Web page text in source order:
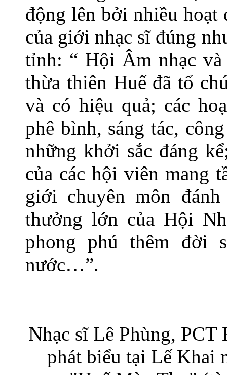
động lên bởi nhiều hoạt
của giới nhạc sĩ đúng
tỉnh: “ Hội Âm nhạc
thừa thiên Huế đã tổ
và có hiệu quả; các
phê bình, sáng tác,
những khởi sắc đáng
của các hội viên mang
giới chuyên môn
thưởng lớn của Hội
phong phú thêm đời
nước…”.
Nhạc sĩ Lê Phùng,
phát biểu tại Lế Khai